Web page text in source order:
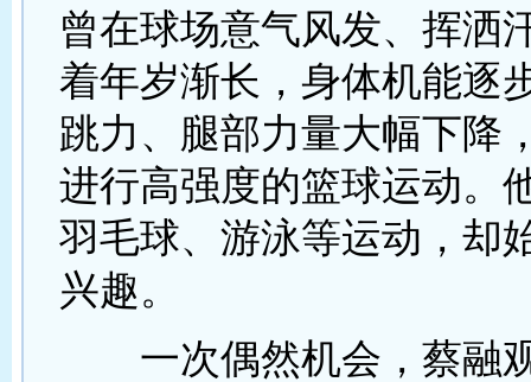
曾在球场意气风发、挥洒
着年岁渐长，身体机能逐
跳力、腿部力量大幅下降
进行高强度的篮球运动。
羽毛球、游泳等运动，却
兴趣。
一次偶然机会，蔡融